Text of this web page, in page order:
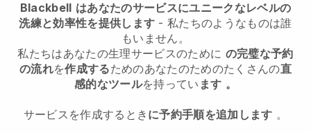
Blackbell はあなたのサービスにユニークなレベルの
洗練と効率性を提供します - 私たちのようなものは誰
もいません。
私たちはあなたの生理サービスのために の完璧な予約
の流れを作成するためのあなたのためのたくさんの直
感的なツールを持ってい ます 。
サービスを作成するとき に予約手順を追加します 。